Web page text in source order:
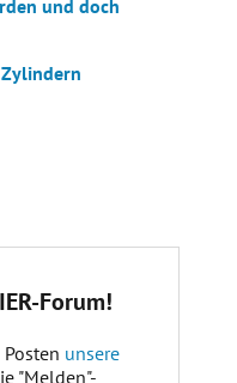
und doch
Zylindern